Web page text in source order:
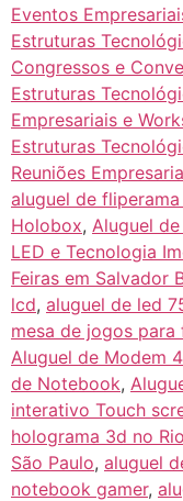
Eventos
Estruturas
Congressos e
Estruturas
Empresariais e
Estruturas
Reuniões
aluguel de
Holobox, Aluguel
LED e Tecnologia
Feiras em Salvador
lcd, aluguel de led
mesa de jogos para
Aluguel de Modem
de Notebook,
interativo Touch
holograma 3d no
São Paulo, aluguel
notebook gamer,